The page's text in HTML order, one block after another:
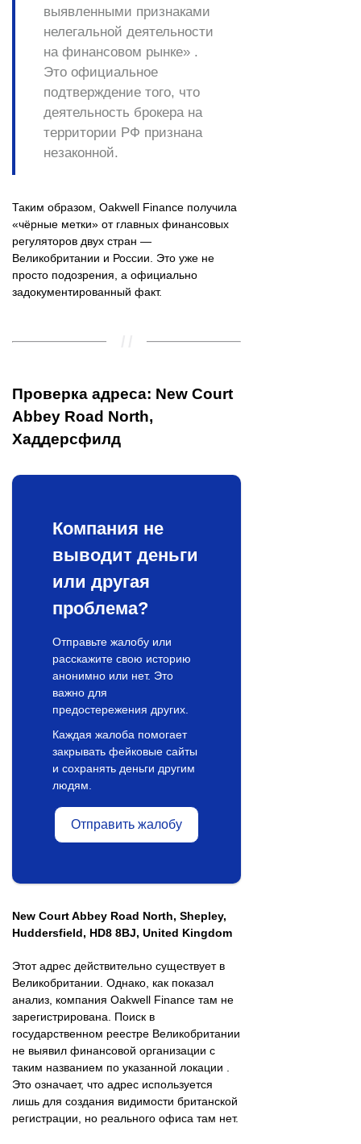
выявленными признаками
нелегальной деятельности
на финансовом рынке» .
Это официальное
подтверждение того, что
деятельность брокера на
территории РФ признана
незаконной.
Таким образом, Oakwell Finance получила
«чёрные метки» от главных финансовых
регуляторов двух стран —
Великобритании и России. Это уже не
просто подозрения, а официально
задокументированный факт.
Проверка адреса: New Court
Abbey Road North,
Хаддерсфилд
Компания не
выводит деньги
или другая
проблема?
Отправьте жалобу или
расскажите свою историю
анонимно или нет. Это
важно для
предостережения других.
Каждая жалоба помогает
закрывать фейковые сайты
и сохранять деньги другим
людям.
Отправить жалобу
New Court Abbey Road North, Shepley,
Huddersfield, HD8 8BJ, United Kingdom
Этот адрес действительно существует в
Великобритании. Однако, как показал
анализ, компания Oakwell Finance там не
зарегистрирована. Поиск в
государственном реестре Великобритании
не выявил финансовой организации с
таким названием по указанной локации .
Это означает, что адрес используется
лишь для создания видимости британской
регистрации, но реального офиса там нет.